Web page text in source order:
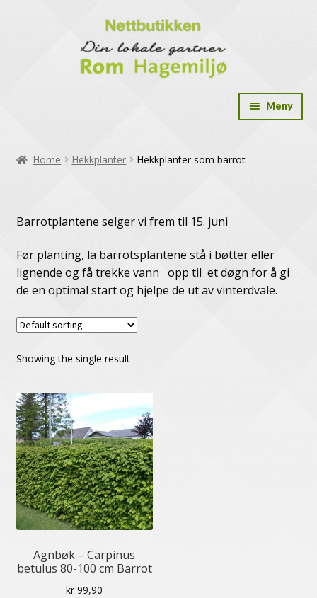
Meny
Drivhus tilbehør
Frø og dyrk selv løsninger
Gavekort
Hekkplanter
Humle
Klematis
Plantevern og gjødsel
Prima Ferdig Søyler
Prima Ferdighekk
Redskap og annet utstyr
Roser
Settehvitløk
Settepoteter
Home Hekkplanter Hekkplanter som barrot
Barrotplantene selger vi frem til 15. juni
Før planting, la barrotsplantene stå i bøtter eller
lignende og få trekke vann opp til et døgn for å gi
de en optimal start og hjelpe de ut av vinterdvale.
Showing the single result
Agnbøk – Carpinus
betulus 80-100 cm Barrot
kr 99,90